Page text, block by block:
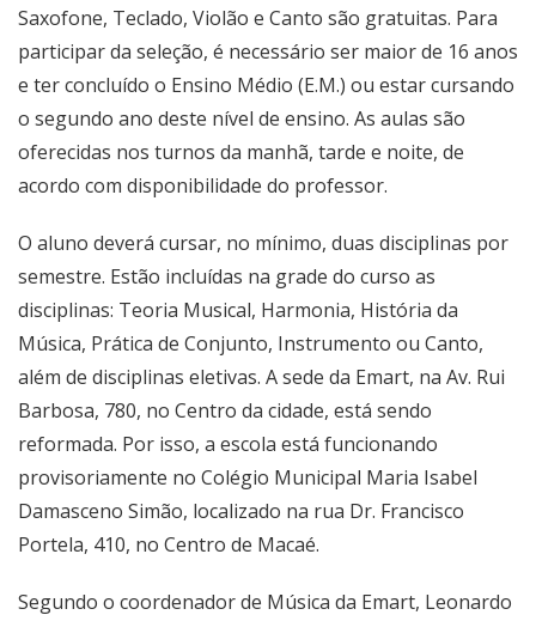
Saxofone, Teclado, Violão e Canto são gratuitas. Para
participar da seleção, é necessário ser maior de 16 anos
e ter concluído o Ensino Médio (E.M.) ou estar cursando
o segundo ano deste nível de ensino. As aulas são
oferecidas nos turnos da manhã, tarde e noite, de
acordo com disponibilidade do professor.
O aluno deverá cursar, no mínimo, duas disciplinas por
semestre. Estão incluídas na grade do curso as
disciplinas: Teoria Musical, Harmonia, História da
Música, Prática de Conjunto, Instrumento ou Canto,
além de disciplinas eletivas. A sede da Emart, na Av. Rui
Barbosa, 780, no Centro da cidade, está sendo
reformada. Por isso, a escola está funcionando
provisoriamente no Colégio Municipal Maria Isabel
Damasceno Simão, localizado na rua Dr. Francisco
Portela, 410, no Centro de Macaé.
Segundo o coordenador de Música da Emart, Leonardo